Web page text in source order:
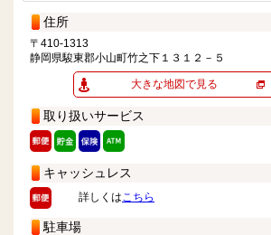
住所
〒410-1313
静岡県駿東郡小山町竹之下１３１２－５
大きな地図で見る
取り扱いサービス
キャッシュレス
詳しくはこちら
駐車場